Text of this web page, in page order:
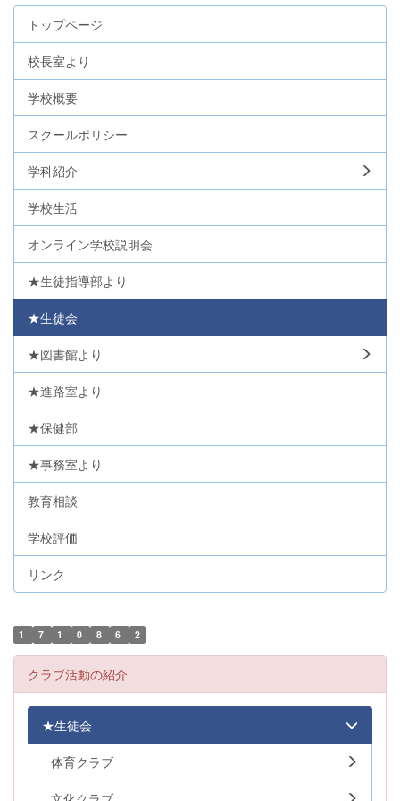
トップページ
校長室より
学校概要
スクールポリシー
学科紹介
学校生活
オンライン学校説明会
★生徒指導部より
★生徒会
★図書館より
★進路室より
★保健部
★事務室より
教育相談
学校評価
リンク
1 7 1 0 8 6 2
クラブ活動の紹介
★生徒会
体育クラブ